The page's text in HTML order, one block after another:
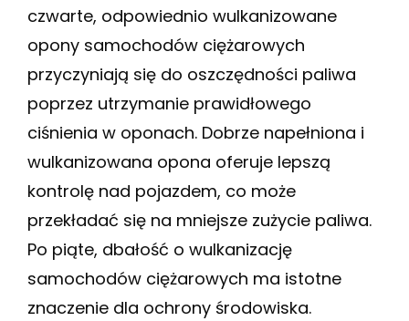
czwarte, odpowiednio wulkanizowane
opony samochodów ciężarowych
przyczyniają się do oszczędności paliwa
poprzez utrzymanie prawidłowego
ciśnienia w oponach. Dobrze napełniona i
wulkanizowana opona oferuje lepszą
kontrolę nad pojazdem, co może
przekładać się na mniejsze zużycie paliwa.
Po piąte, dbałość o wulkanizację
samochodów ciężarowych ma istotne
znaczenie dla ochrony środowiska.